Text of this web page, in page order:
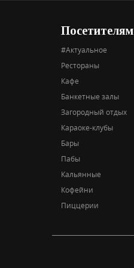
Посетителям
#Актуальное
Рестораны
Кафе
Банкетные залы
Загородный отдых
Караоке-клубы
Бары
Пабы
Кальянные
Кофейни
Пиццерии